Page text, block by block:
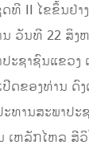
ທີ II ໄຂຂຶ້ນຢ່າ
ນ ວັນທີ 22 ສິງ
ະຊາຊົນແຂວງ
ດຂອງທ່ານ ດົ
ະທານສະພາປ
ເຫລັກໄຫລ ສີ